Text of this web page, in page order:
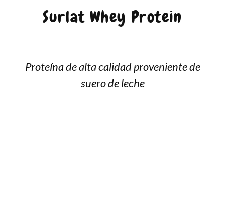
Surlat Whey Protein
Proteína de alta calidad proveniente de
suero de leche